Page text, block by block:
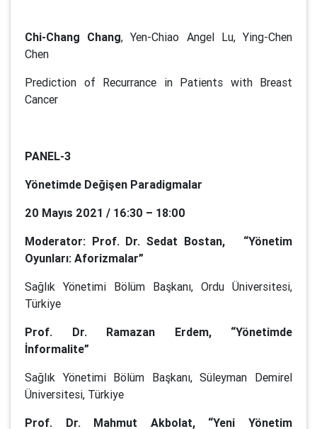
Chi-Chang Chang, Yen-Chiao Angel Lu, Ying-Chen
Chen
Prediction of Recurrance in Patients with Breast
Cancer
PANEL-3
Yönetimde Değişen Paradigmalar
20 Mayıs 2021 / 16:30 – 18:00
Moderator: Prof. Dr. Sedat Bostan, “Yönetim
Oyunları: Aforizmalar”
Sağlık Yönetimi Bölüm Başkanı, Ordu Üniversitesi,
Türkiye
Prof. Dr. Ramazan Erdem, “Yönetimde
İnformalite”
Sağlık Yönetimi Bölüm Başkanı, Süleyman Demirel
Üniversitesi, Türkiye
Prof. Dr. Mahmut Akbolat, “Yeni Yönetim